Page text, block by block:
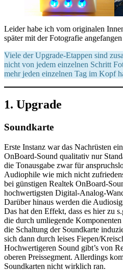
Leider habe ich vom originalen
später mit der Fotografie angefangen
Viele der Upgrade-Etappen sind
nicht von jedem einzelnen Schritt
mehr jeden einzelnen Tag im Kopf
1. Upgrade
Soundkarte
Erste Instanz war das Nachrüsten
OnBoard-Sound qualitativ nur
die Tonausgabe zwar für
Audiophile wie mich nicht
bei günstigen Realtek OnBoard-
hochwertigsten Digital-Analog-
Darüber hinaus werden die
Das hat den Effekt, dass es hier zu
die durch umliegende
die Schaltung der Soundkarte
sich dann durch leises Fiepen/
Hochwertigeren Sound gibt’s von
oberen Preissegment. Allerdings
Soundkarten nicht wirklich ran.